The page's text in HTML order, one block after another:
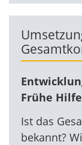
Frühe
Ist das
bekannt?